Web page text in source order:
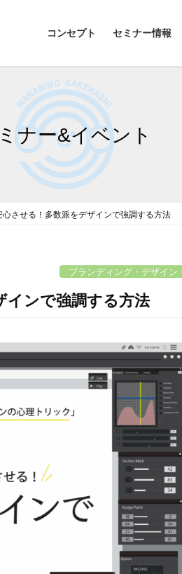
コンセプト セミナー情報
ナー&イベント
心させる！多数派をデザインで強調する方法
ブランディング・デザイン
インで強調する方法